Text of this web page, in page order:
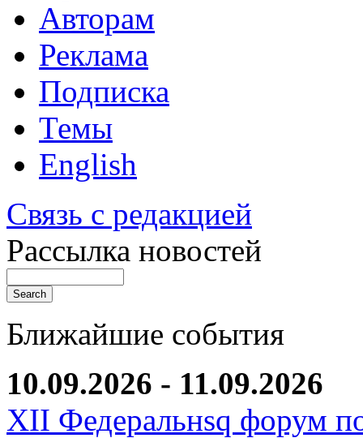
Авторам
Реклама
Подписка
Темы
English
Связь с редакцией
Рассылка новостей
Ближайшие события
10.09.2026 - 11.09.2026
XII Федеральнsq форум